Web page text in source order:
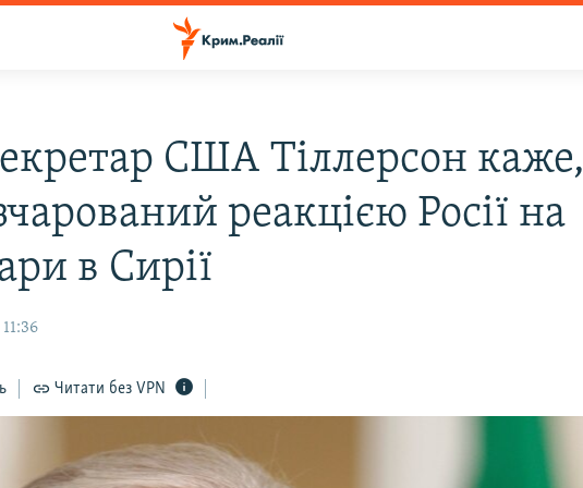
США Тіллерсон каже,
реакцією Росії на
в Сирії
Читати без VPN